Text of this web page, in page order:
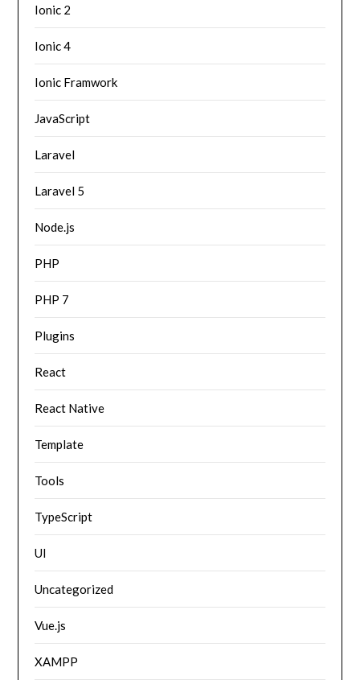
Ionic 2
Ionic 4
Ionic Framwork
JavaScript
Laravel
Laravel 5
Node.js
PHP
PHP 7
Plugins
React
React Native
Template
Tools
TypeScript
UI
Uncategorized
Vue.js
XAMPP